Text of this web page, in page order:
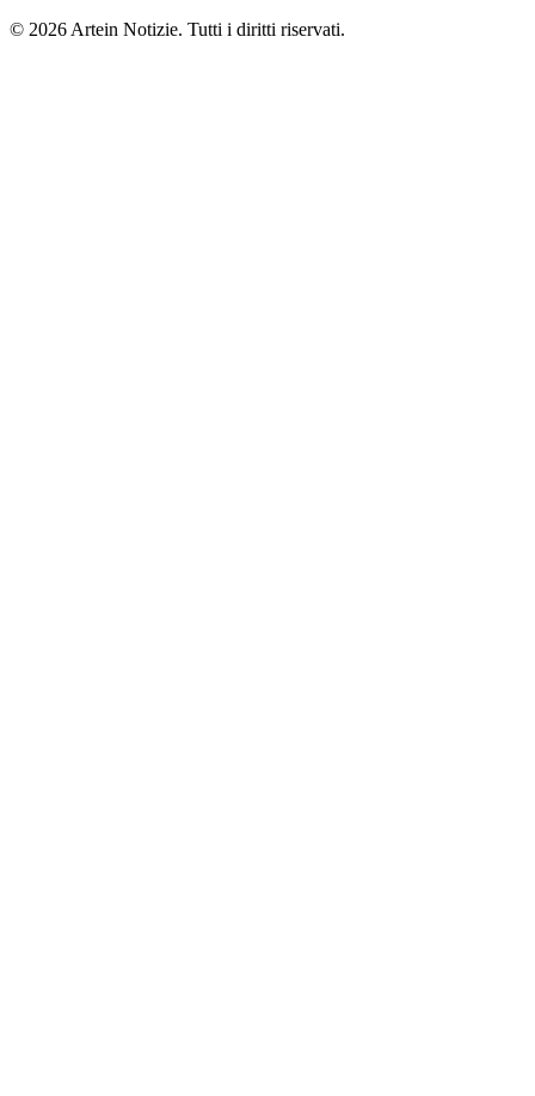
© 2026 Artein Notizie. Tutti i diritti riservati.